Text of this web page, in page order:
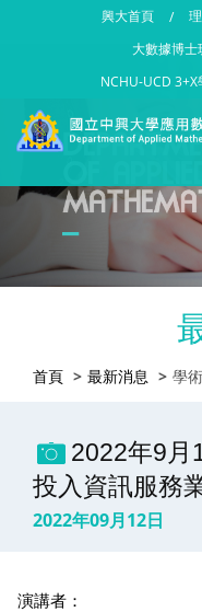
興大首頁 /
大數據博士
NCHU-UCD
首頁 最新消息 學
2022年9月
投入資訊服務
2022年09月12日
演講者：